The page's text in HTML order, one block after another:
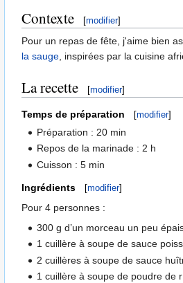
Contexte [modifier]
Pour un repas de fête, j'aime bien
la sauge, inspirées par la cuisine
La recette [modifier]
Temps de préparation [modifier]
Préparation : 20 min
Repos de la marinade : 2 h
Cuisson : 5 min
Ingrédients [modifier]
Pour 4 personnes :
300 g d’un morceau un peu
1 cuillère à soupe de sauce
2 cuillères à soupe de sauce
1 cuillère à soupe de poudre de